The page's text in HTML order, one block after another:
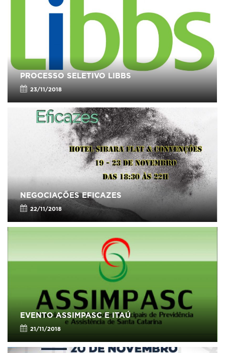
PROCESSO SELETIVO LIBBS
23/11/2018
NEGOCIAÇÕES EFICAZES
22/11/2018
EVENTO ASSIMPASC E ITAÚ
21/11/2018